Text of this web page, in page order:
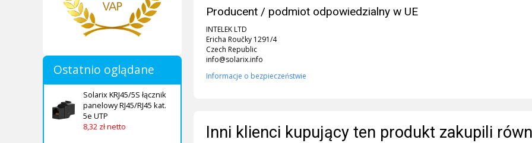
Ostatnio oglądane
Solarix KRJ45/5S łącznik
panelowy RJ45/RJ45 kat.
5e UTP
8,32 zł netto
Producent / podmiot odpowiedzialny w UE
INTELEK LTD
Ericha Roučky 1291/4
Czech Republic
info@solarix.info
Informacje o bezpieczeństwie
Inni klienci kupujący ten produkt zakupili